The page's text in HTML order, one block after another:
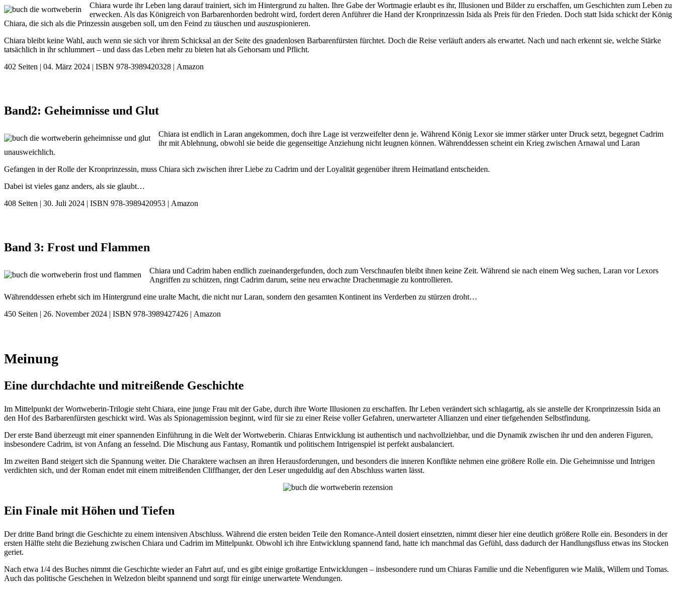
Chiara wurde ihr Leben lang darauf trainiert, sich im Hintergrund zu halten. Ihre Gabe der Wortmagie erlaubt es ihr, Illusionen und Bilder zu erschaffen, um Geschichten zum Leben zu
erwecken. Als das Königreich von Barbarenhorden bedroht wird, fordert deren Anführer die Hand der Kronprinzessin Isida als Preis für den Frieden. Doch statt Isida schickt der König
Chiara, die sich als die Prinzessin ausgeben soll, um den Feind zu täuschen und auszuspionieren.
Chiara bleibt keine Wahl, auch wenn sie sich vor ihrem Schicksal an der Seite des gnadenlosen Barbarenfürsten fürchtet. Doch die Reise verläuft anders als erwartet. Nach und nach erkennt sie, welche Stärke
tatsächlich in ihr schlummert – und dass das Leben mehr zu bieten hat als Gehorsam und Pflicht.
402 Seiten | 04. März 2024 | ISBN 978-3989420328 | Amazon
Band2: Geheimnisse und Glut
Chiara ist endlich in Laran angekommen, doch ihre Lage ist verzweifelter denn je. Während König Lexor sie immer stärker unter Druck setzt, begegnet Cadrim
ihr mit Ablehnung, obwohl sie beide die gegenseitige Anziehung nicht leugnen können. Währenddessen scheint ein Krieg zwischen Arnawal und Laran
unausweichlich.
Gefangen in der Rolle der Kronprinzessin, muss Chiara sich zwischen ihrer Liebe zu Cadrim und der Loyalität gegenüber ihrem Heimatland entscheiden.
Dabei ist vieles ganz anders, als sie glaubt…
408 Seiten | 30. Juli 2024 | ISBN 978-3989420953 | Amazon
Band 3: Frost und Flammen
Chiara und Cadrim haben endlich zueinandergefunden, doch zum Verschnaufen bleibt ihnen keine Zeit. Während sie nach einem Weg suchen, Laran vor Lexors
Angriffen zu schützen, ringt Cadrim darum, seine neu erwachte Drachenmagie zu kontrollieren.
Währenddessen erhebt sich im Hintergrund eine uralte Macht, die nicht nur Laran, sondern den gesamten Kontinent ins Verderben zu stürzen droht…
450 Seiten | 26. November 2024 | ISBN 978-3989427426 | Amazon
Meinung
Eine durchdachte und mitreißende Geschichte
Im Mittelpunkt der Wortweberin-Trilogie steht Chiara, eine junge Frau mit der Gabe, durch ihre Worte Illusionen zu erschaffen. Ihr Leben verändert sich schlagartig, als sie anstelle der Kronprinzessin Isida an
den Hof des Barbarenfürsten geschickt wird. Was als Spionagemission beginnt, wird für sie zu einer Reise voller Gefahren, unerwarteter Allianzen und einer tiefgehenden Selbstfindung.
Der erste Band überzeugt mit einer spannenden Einführung in die Welt der Wortweberin. Chiaras Entwicklung ist authentisch und nachvollziehbar, und die Dynamik zwischen ihr und den anderen Figuren,
insbesondere Cadrim, ist von Anfang an fesselnd. Die Mischung aus Fantasy, Romantik und politischem Intrigenspiel ist perfekt ausbalanciert.
Im zweiten Band steigert sich die Spannung weiter. Die Charaktere wachsen an ihren Herausforderungen, und besonders die inneren Konflikte nehmen eine größere Rolle ein. Die Geheimnisse und Intrigen
verdichten sich, und der Roman endet mit einem mitreißenden Cliffhanger, der den Leser ungeduldig auf den Abschluss warten lässt.
Ein Finale mit Höhen und Tiefen
Der dritte Band bringt die Geschichte zu einem intensiven Abschluss. Während die ersten beiden Teile den Romance-Anteil dosiert einsetzten, nimmt dieser hier eine deutlich größere Rolle ein. Besonders in der
ersten Hälfte steht die Beziehung zwischen Chiara und Cadrim im Mittelpunkt. Obwohl ich ihre Entwicklung spannend fand, hatte ich manchmal das Gefühl, dass dadurch der Handlungsfluss etwas ins Stocken
geriet.
Nach etwa 1/4 des Buches nimmt die Geschichte wieder an Fahrt auf, und es gibt einige großartige Entwicklungen – insbesondere rund um Chiaras Familie und die Nebenfiguren wie Malik, Willem und Tomas.
Auch das politische Geschehen in Welzedon bleibt spannend und sorgt für einige unerwartete Wendungen.